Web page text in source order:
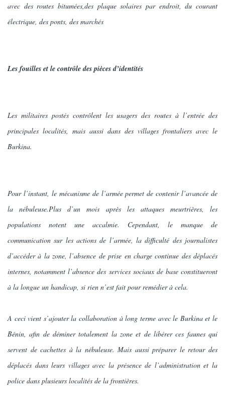
avec des routes bitumées,des plaque solaires par endroit, du courant
électrique, des ponts, des marchés
Les fouilles et le contrôle des pièces d’identités
Les militaires postés contrôlent les usagers des routes à l’entrée des
principales localités, mais aussi dans des villages frontaliers avec le
Burkina.
Pour l’instant, le mécanisme de l’armée permet de contenir l’avancée de
la nébuleuse.Plus d’un mois après les attaques meurtrières, les
populations notent une accalmie. Cependant, le manque de
communication sur les actions de l’armée, la difficulté des journalistes
d’accéder à la zone, l’absence de prise en charge continue des déplacés
internes, notamment l’absence des services sociaux de base constitueront
à la longue un handicap, si rien n’est fait pour remédier à cela.
A ceci vient s’ajouter la collaboration à long terme avec le Burkina et le
Bénin, afin de déminer totalement la zone et de libérer ces faunes qui
servent de cachettes à la nébuleuse. Mais aussi préparer le retour des
déplacés dans leurs villages avec la présence de l’administration et la
police dans plusieurs localités de la frontières.